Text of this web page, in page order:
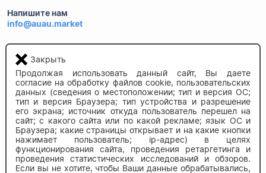
Напишите нам
info@auau.market
236027, г.Калининград
ул.Калязинская 6, оф. 2
© 2020-2026 auau.market
Закрыть
Продолжая использовать данный сайт, Вы даете
согласие на обработку файлов cookie, пользовательских
данных (сведения о местоположении; тип и версия ОС;
тип и версия Браузера; тип устройства и разрешение
его экрана; источник откуда пользователь перешел на
сайт; с какого сайта или по какой рекламе; язык ОС и
Браузера; какие страницы открывает и на какие кнопки
нажимает пользователь; ip-адрес) в целях
функционирования сайта, проведения ретаргетинга и
проведения статистических исследований и обзоров.
Если вы не хотите, чтобы Ваши данные обрабатывались,